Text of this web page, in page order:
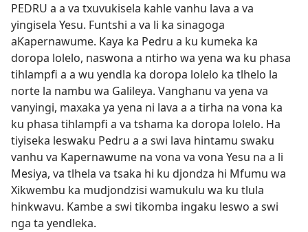
PEDRU a a va txuvukisela kahle vanhu lava a va
yingisela Yesu. Funtshi a va li ka sinagoga
aKapernawume. Kaya ka Pedru a ku kumeka ka
doropa lolelo, naswona a ntirho wa yena wa ku phasa
tihlampfi a a wu yendla ka doropa lolelo ka tlhelo la
norte la nambu wa Galileya. Vanghanu va yena va
vanyingi, maxaka ya yena ni lava a a tirha na vona ka
ku phasa tihlampfi a va tshama ka doropa lolelo. Ha
tiyiseka leswaku Pedru a a swi lava hintamu swaku
vanhu va Kapernawume na vona va vona Yesu na a li
Mesiya, va tlhela va tsaka hi ku djondza hi Mfumu wa
Xikwembu ka mudjondzisi wamukulu wa ku tlula
hinkwavu. Kambe a swi tikomba ingaku leswo a swi
nga ta yendleka.